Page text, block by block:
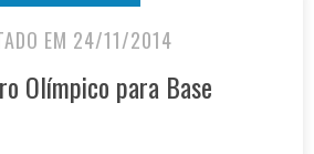
EM 24/11/2014
Olímpico para Base